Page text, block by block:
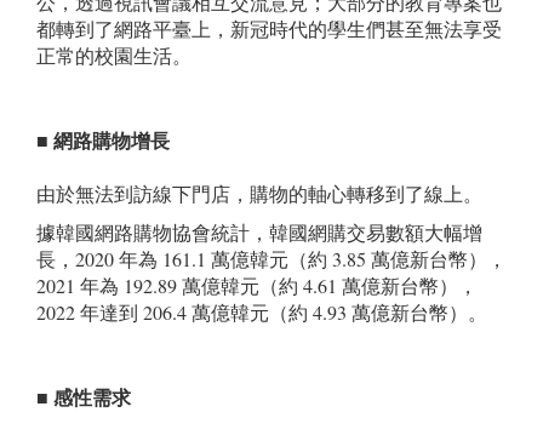
都轉到了網路平臺上，新冠時代的學生們甚至無法享受
正常的校園生活。
■ 網路購物增長
由於無法到訪線下門店，購物的軸心轉移到了線上。
據韓國網路購物協會統計，韓國網購交易數額大幅增
長，2020 年為 161.1 萬億韓元（約 3.85 萬億新台幣），
2021 年為 192.89 萬億韓元（約 4.61 萬億新台幣），
2022 年達到 206.4 萬億韓元（約 4.93 萬億新台幣）。
■ 感性需求